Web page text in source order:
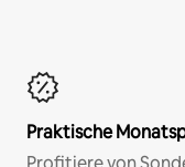
Praktische